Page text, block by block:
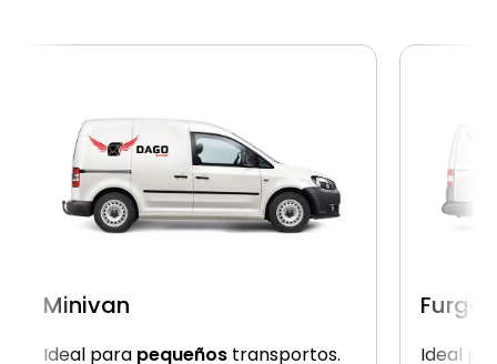
Minivan
Ideal para pequeños transportos.
Ideal